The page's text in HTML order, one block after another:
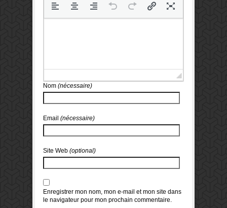
Nom (nécessaire)
Email (nécessaire)
Site Web (optional)
Enregistrer mon nom, mon e-mail et mon site dans
le navigateur pour mon prochain commentaire.